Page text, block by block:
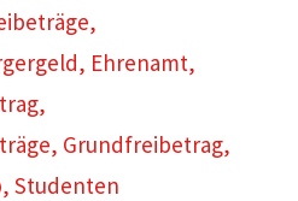
,
, Ehrenamt,
,
, Grundfreibetrag,
, Studenten